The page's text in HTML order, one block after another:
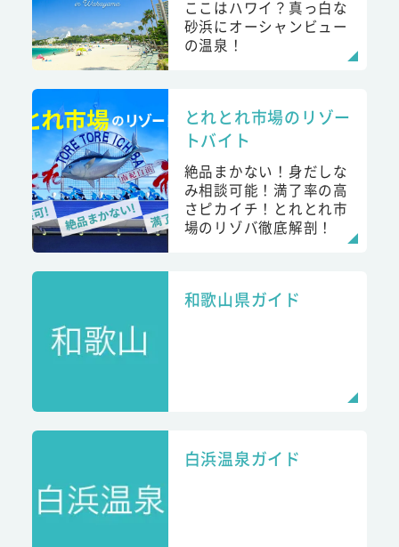
ここはハワイ？真っ白な
砂浜にオーシャンビュー
の温泉！
とれとれ市場のリゾー
トバイト
絶品まかない！身だしな
み相談可能！満了率の高
さピカイチ！とれとれ市
場のリゾバ徹底解剖！
和歌山県ガイド
白浜温泉ガイド